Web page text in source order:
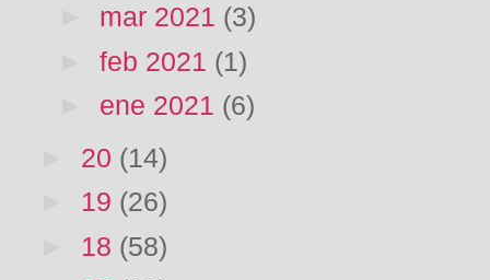
mar 2021 (3)
feb 2021 (1)
ene 2021 (6)
20 (14)
19 (26)
18 (58)